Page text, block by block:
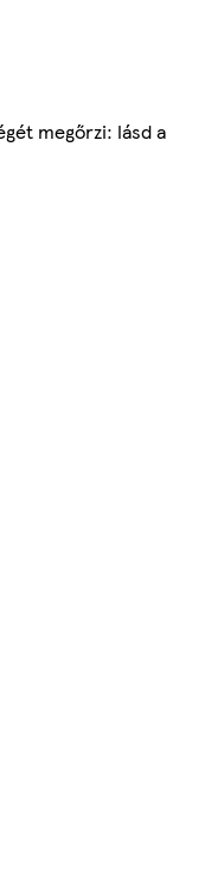
megőrzi: lásd a